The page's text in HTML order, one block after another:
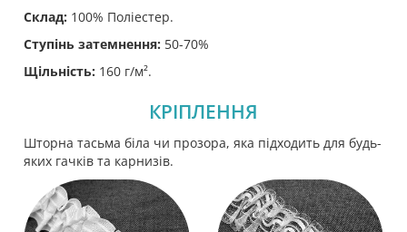
Склад: 100% Поліестер.
Ступінь затемнення: 50-70%
Щільність: 160 г/м².
КРІПЛЕННЯ
Шторна тасьма біла чи прозора, яка підходить для будь-
яких гачків та карнизів.